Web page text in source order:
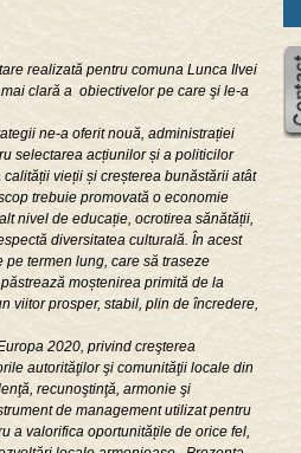
realizată pentru comuna Lunca Ilvei
clară a obiectivelor pe care şi le-a
ne-a oferit nouă, administrației
selectarea acțiunilor și a politicilor
vieții și creșterea bunăstării atât
trebuie promovată o economie
nivel de educație, ocrotirea sănătății,
diversitatea culturală. În acest
termen lung, care să traseze
moștenirea primită de la
viitor prosper, stabil, plin de încredere,
2020, privind creşterea
autorităţilor şi comunităţii locale din
recunoştinţă, armonie şi
de management utilizat pentru
a valorifica oportunitățile de orice fel,